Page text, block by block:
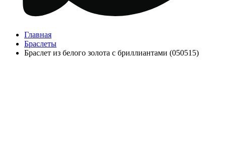
Главная
Браслеты
Браслет из белого золота с бриллиантами (050515)